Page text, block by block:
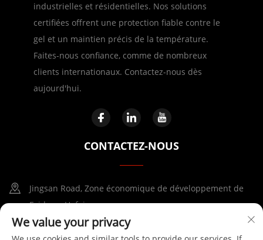
industrielles et résidentielles. Nos solutions
certifiées offrent une protection fiable contre le
gel et un maintien précis de la température.
Faites-nous confiance, comme de nombreux
clients internationaux. Contactez-nous dès
aujourd'hui.
CONTACTEZ-NOUS
Jingsan Road, Zone économique de développement de
Feidong, Hefei
+86-17730041869
We value your privacy